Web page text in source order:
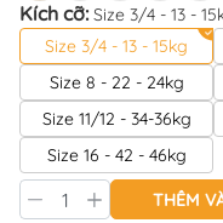
Kích cỡ:Size 3/4 - 13 -
Size 3/4 - 13 - 15kg
Size 8 - 22 - 24kg
Size 11/12 - 34-36kg
Size 16 - 42 - 46kg
THÊM